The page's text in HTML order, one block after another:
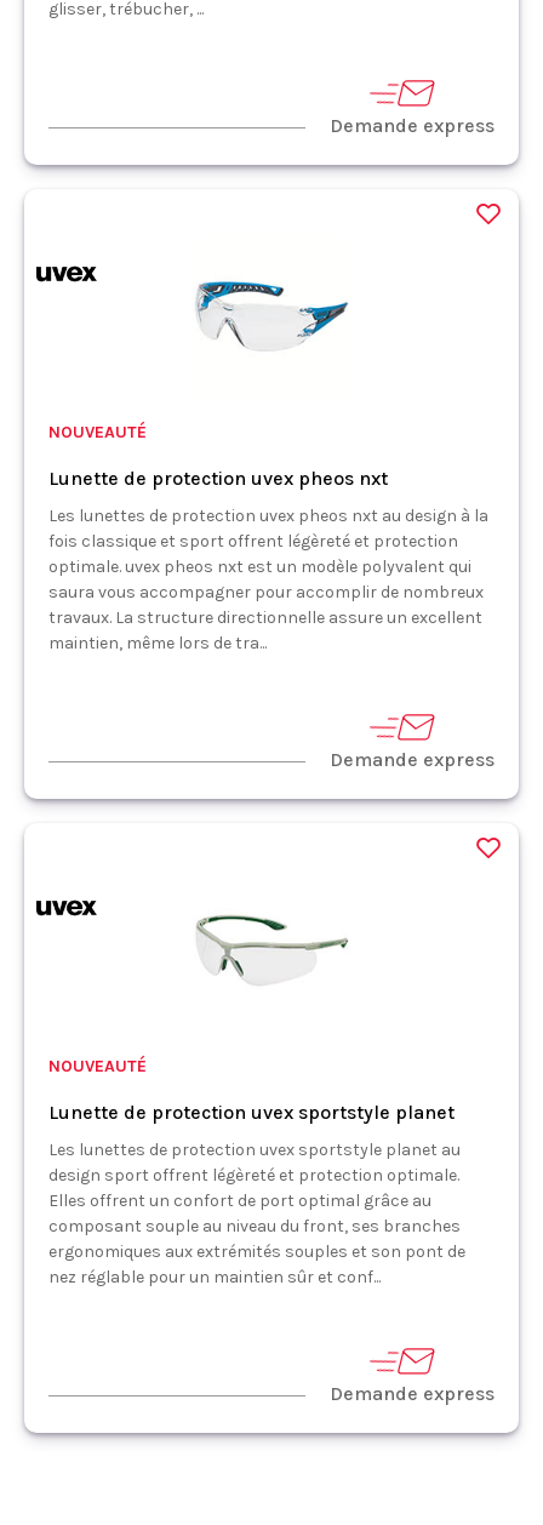
glisser, trébucher, ...
Demande express
NOUVEAUTÉ
Lunette de protection uvex pheos nxt
Les lunettes de protection uvex pheos nxt au design à la
fois classique et sport offrent légèreté et protection
optimale. uvex pheos nxt est un modèle polyvalent qui
saura vous accompagner pour accomplir de nombreux
travaux. La structure directionnelle assure un excellent
maintien, même lors de tra...
Demande express
NOUVEAUTÉ
Lunette de protection uvex sportstyle planet
Les lunettes de protection uvex sportstyle planet au
design sport offrent légèreté et protection optimale.
Elles offrent un confort de port optimal grâce au
composant souple au niveau du front, ses branches
ergonomiques aux extrémités souples et son pont de
nez réglable pour un maintien sûr et conf...
Demande express